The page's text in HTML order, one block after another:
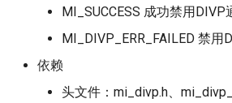
MI_SUCCESS 成功禁用DIVP
MI_DIVP_ERR_FAILED 禁用
依赖
头文件：mi_divp.h、